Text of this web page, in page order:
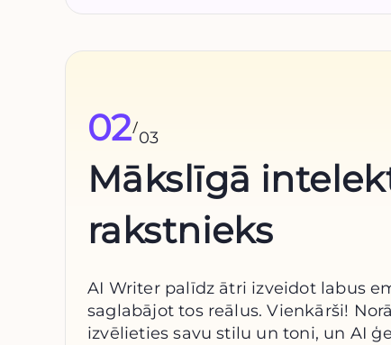
02/
03
Mākslīgā
rakstnieks
AI Writer palīdz ātri izveidot labus
saglabājot tos reālus. Vienkārši!
izvēlieties savu stilu un toni, un AI